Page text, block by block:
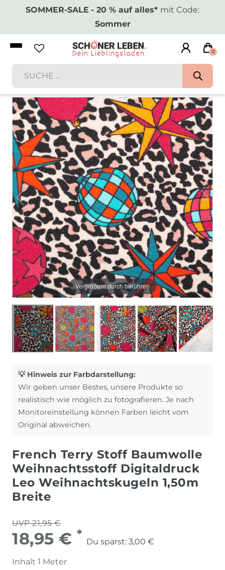
SOMMER-SALE - 20 % auf alles* mit Code:
Sommer
0
Vergrößern durch berühren
💡 Hinweis zur Farbdarstellung:
Wir geben unser Bestes, unsere Produkte so
realistisch wie möglich zu fotografieren. Je nach
Monitoreinstellung können Farben leicht vom
Original abweichen.
French Terry Stoff Baumwolle
Weihnachtsstoff Digitaldruck
Leo Weihnachtskugeln 1,50m
Breite
UVP 21,95 €
18,95 € *
Du sparst: 3,00 €
Inhalt 1 Meter